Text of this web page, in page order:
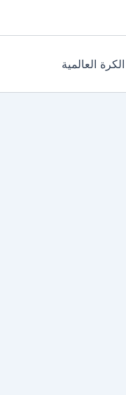
الكرة العالمية